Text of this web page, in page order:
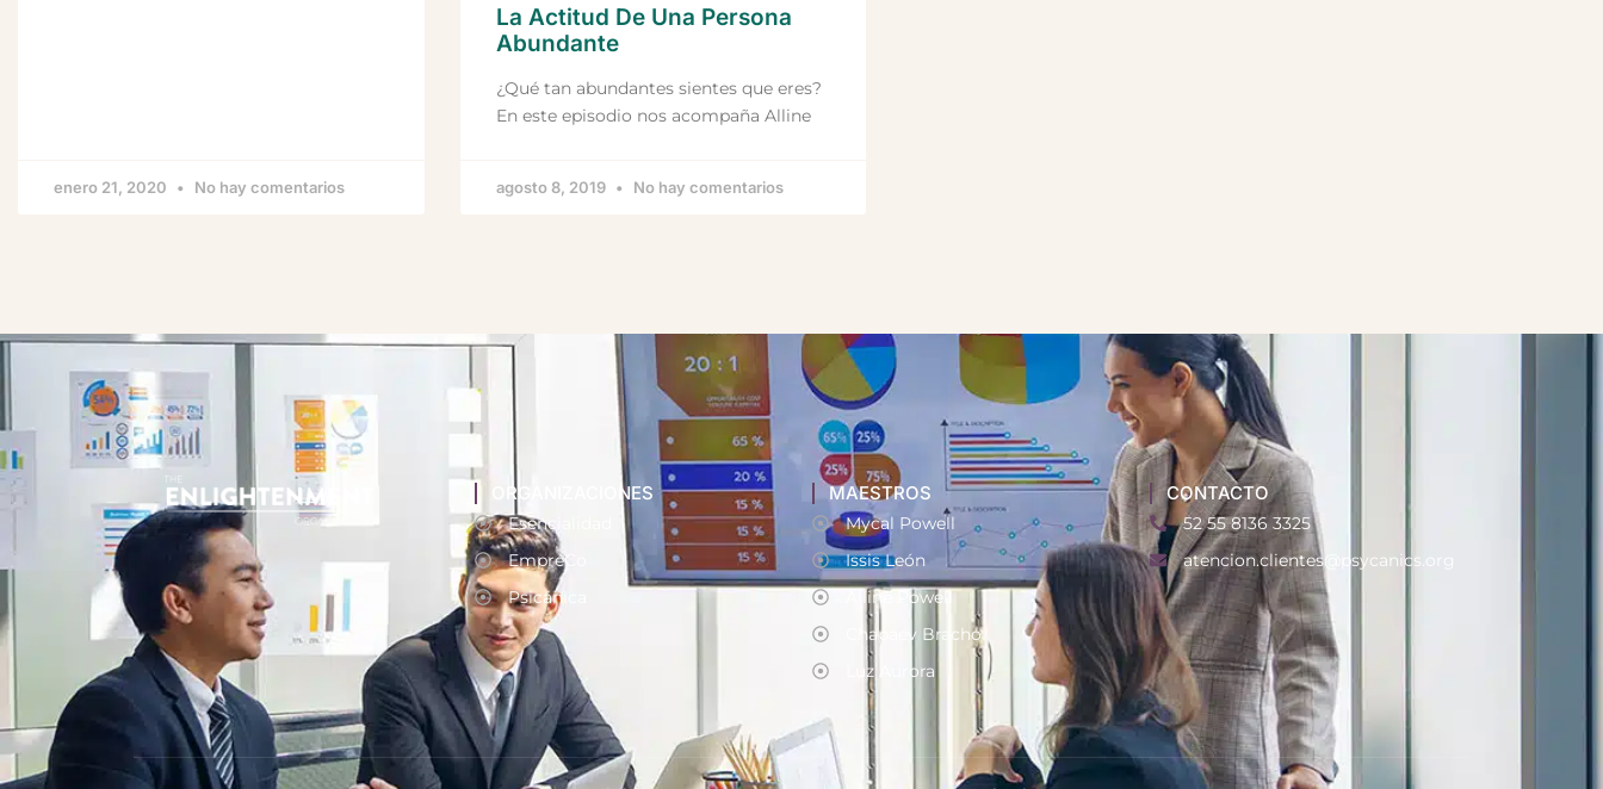
enero 21, 2020 No hay comentarios
La Actitud De Una Persona
Abundante
¿Qué tan abundantes sientes que eres?
En este episodio nos acompaña Alline
agosto 8, 2019 No hay comentarios
ORGANIZACIONES
Esencialidad
EmpreCo
Psicánica
MAESTROS
Mycal Powell
Issis León
Alline Powell
Chapaev Bracho
Luz Aurora
CONTACTO
52 55 8136 3325
atencion.clientes@psycanics.org